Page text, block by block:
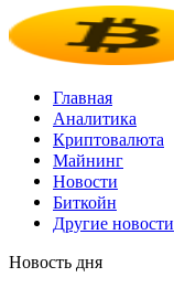
Главная
Аналитика
Криптовалюта
Майнинг
Новости
Биткойн
Другие новости
Новость дня